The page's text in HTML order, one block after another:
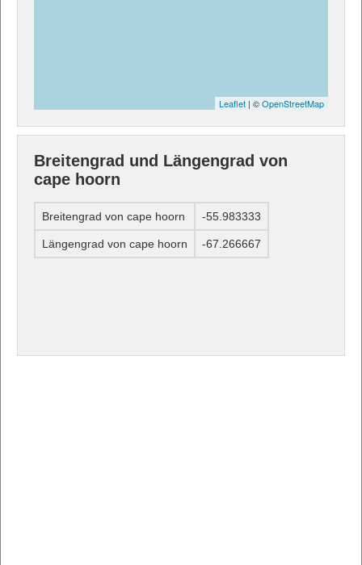
Leaflet | ©OpenStreetMap
Breitengrad und Längengrad von
cape hoorn
Breitengrad von cape hoorn -55.983333
Längengrad von cape hoorn -67.266667